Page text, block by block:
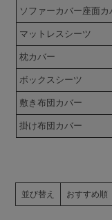
ソファーカバー座面
マットレスシーツ
枕カバー
ボックスシーツ
敷き布団カバー
掛け布団カバー
並び替え おすすめ順